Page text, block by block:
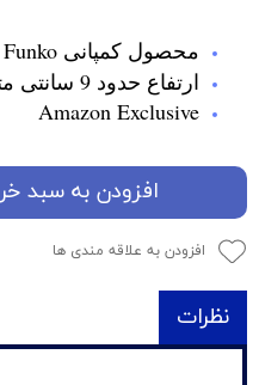
محصول کمپانی Funko
ارتفاع حدود 9 سانتی متر
Amazon Exclusive
افزودن به سبد
افزودن به علاقه مندی ها
نظرات